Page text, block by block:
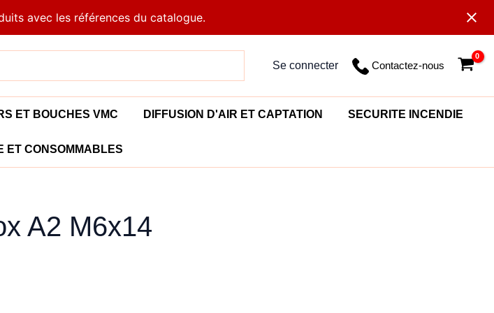
avec les références du catalogue.
Se connecter Contactez-nous
ET BOUCHES VMC DIFFUSION D'AIR ET CAPTATION SECURITE INCENDIE
ET CONSOMMABLES
A2 M6x14